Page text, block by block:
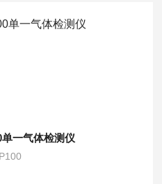
一气体检测仪